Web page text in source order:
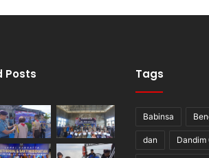
Posts Tags
Babinsa
dan